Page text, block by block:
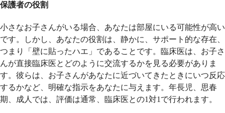
保護者の役割
小さなお子さんがいる場合、あなたは部屋にいる可能性が高い
です。しかし、あなたの役割は、静かに、サポート的な存在、
つまり「壁に貼ったハエ」であることです。臨床医は、お子さ
んが直接臨床医とどのように交流するかを見る必要がありま
す。彼らは、お子さんがあなたに近づいてきたときにいつ反応
するかなど、明確な指示をあなたに与えます。年長児、思春
期、成人では、評価は通常、臨床医との1対1で行われます。